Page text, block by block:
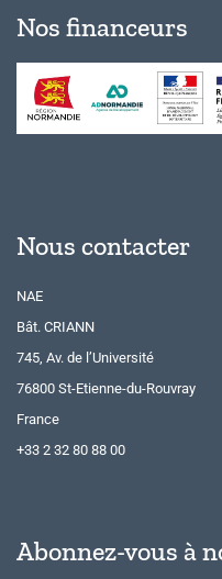
Nos financeurs
Nous contacter
NAE
Bât. CRIANN
745, Av. de l’Université
76800 St-Etienne-du-Rouvray
France
+33 2 32 80 88 00
Abonnez-vous à